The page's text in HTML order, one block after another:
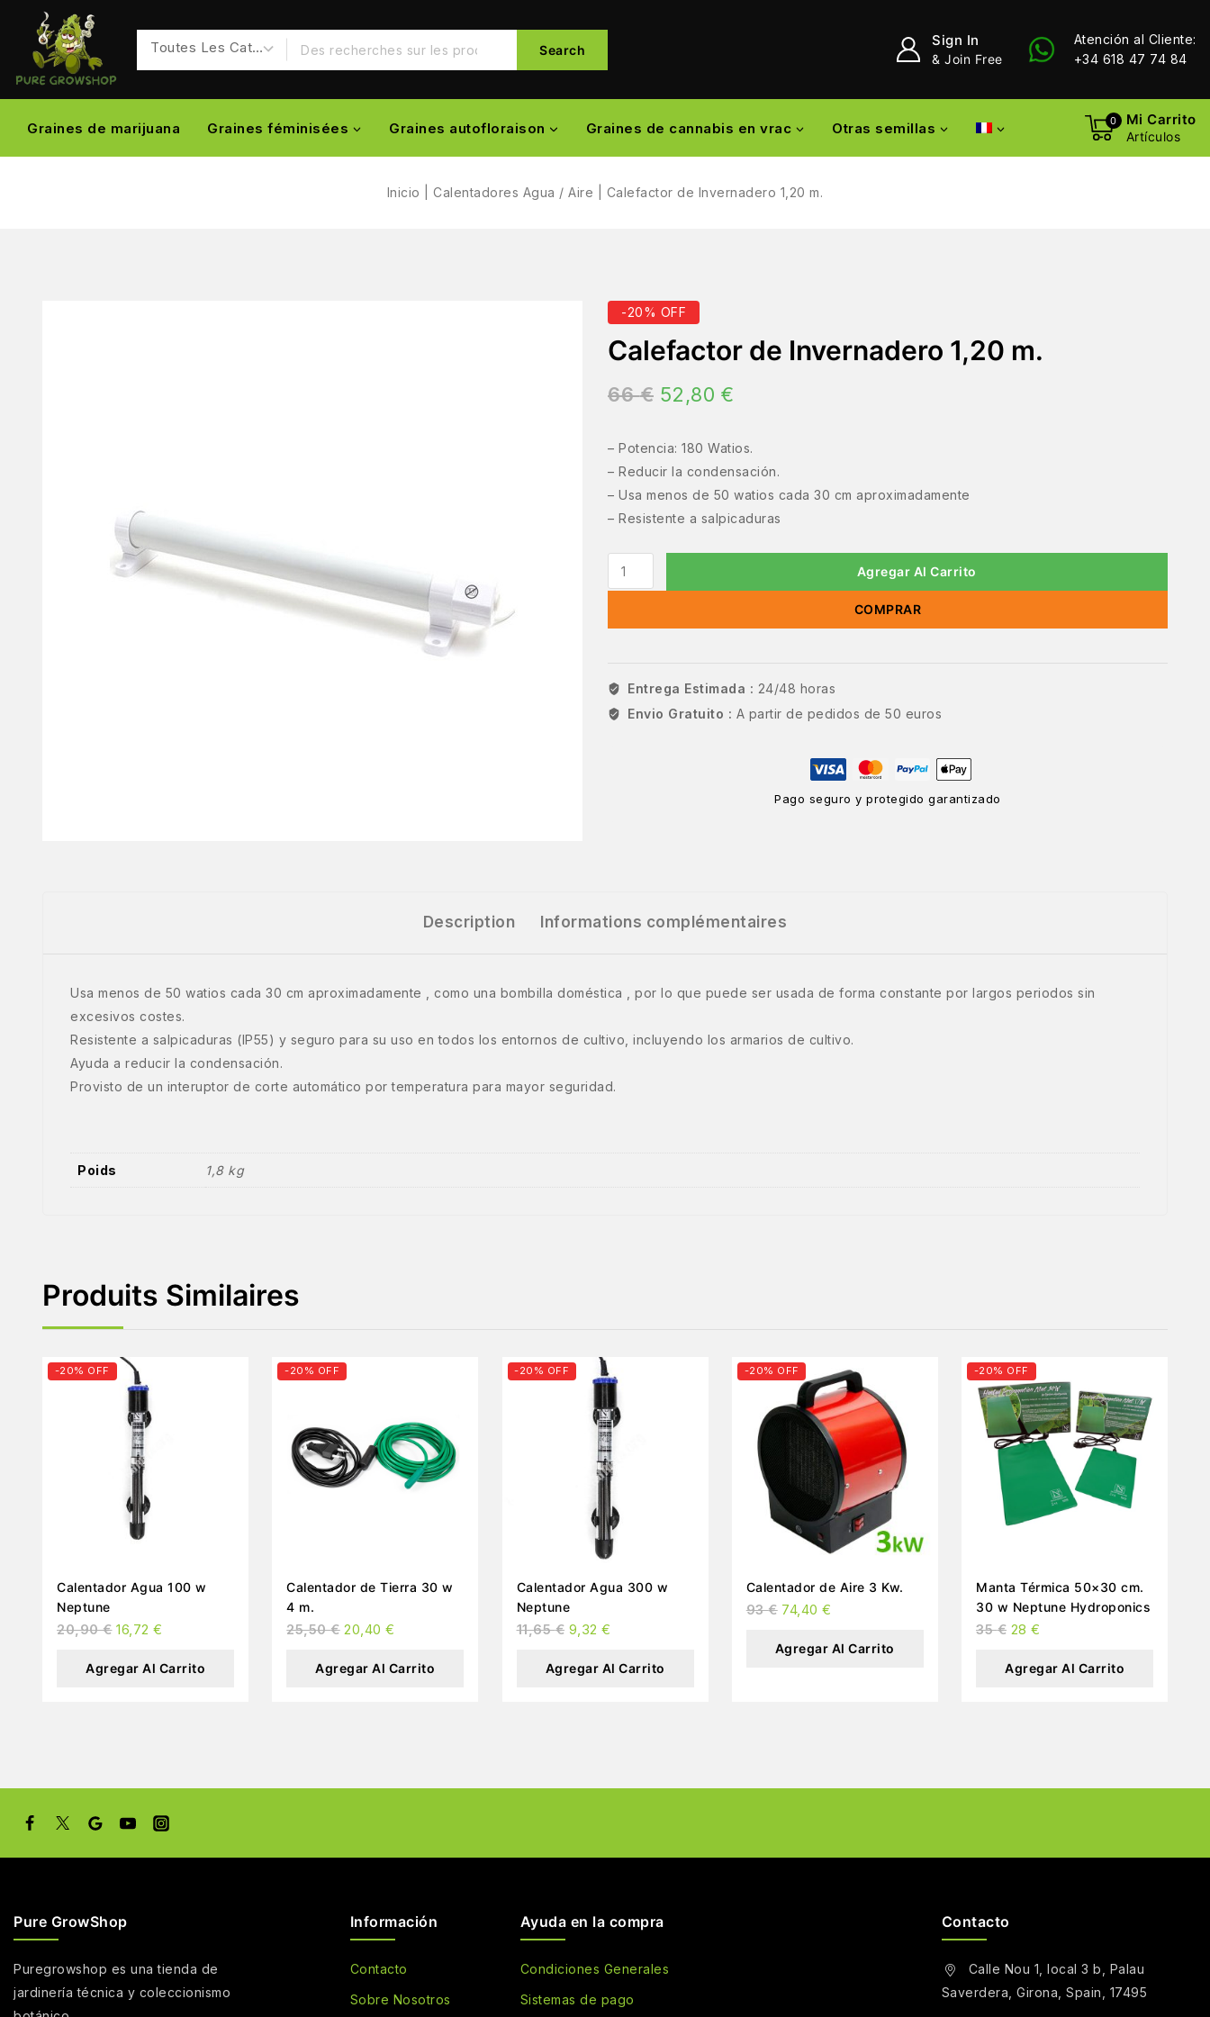
Search
Sign In
& Join Free
Atención al Cliente:
+34 618 47 74 84
Graines de marijuana Graines féminisées Graines autofloraison Graines de cannabis en vrac Otras semillas 0 Mi Carrito
Artículos
Inicio |Calentadores Agua / Aire Calefactor de Invernadero 1,20 m.
-20% OFF
Calefactor de Invernadero 1,20 m.
66€ 52,80 €
– Potencia: 180 Watios.
– Reducir la condensación.
– Usa menos de 50 watios cada 30 cm aproximadamente
– Resistente a salpicaduras
Agregar Al Carrito
COMPRAR
Entrega Estimada : 24/48 horas
Envio Gratuito : A partir de pedidos de 50 euros
Pago seguro y protegido garantizado
Description Informations complémentaires
Usa menos de 50 watios cada 30 cm aproximadamente , como una bombilla doméstica , por lo que puede ser usada de forma constante por largos periodos sin
excesivos costes.
Resistente a salpicaduras (IP55) y seguro para su uso en todos los entornos de cultivo, incluyendo los armarios de cultivo.
Ayuda a reducir la condensación.
Provisto de un interuptor de corte automático por temperatura para mayor seguridad.
Poids 1,8 kg
Produits Similaires
-20% OFF
Calentador Agua 100 w
Neptune
20,90€ 16,72 €
Agregar Al Carrito
-20% OFF
Calentador de Tierra 30 w
4 m.
25,50€ 20,40€
Agregar Al Carrito
-20% OFF
Calentador Agua 300 w
Neptune
11,65€ 9,32 €
Agregar Al Carrito
-20% OFF
Calentador de Aire 3 Kw.
93€ 74,40€
Agregar Al Carrito
-20% OFF
Manta Térmica 50×30 cm.
30 w Neptune Hydroponics
35€ 28 €
Agregar Al Carrito
Pure GrowShop
Puregrowshop es una tienda de
jardinería técnica y coleccionismo
Información
Contacto
Sobre Nosotros
Ayuda en la compra
Condiciones Generales
Sistemas de pago
Contacto
Calle Nou 1, local 3 b, Palau
Saverdera, Girona, Spain, 17495